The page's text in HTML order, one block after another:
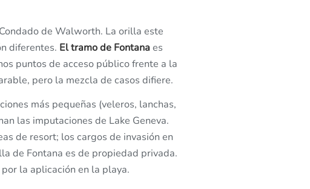
de Walworth. La orilla este
diferentes. El tramo de Fontana es
puntos de acceso público frente a la
pero la mezcla de casos difiere.
más pequeñas (veleros, lanchas,
las imputaciones de Lake Geneva.
de resort; los cargos de invasión en
de Fontana es de propiedad privada.
la aplicación en la playa.